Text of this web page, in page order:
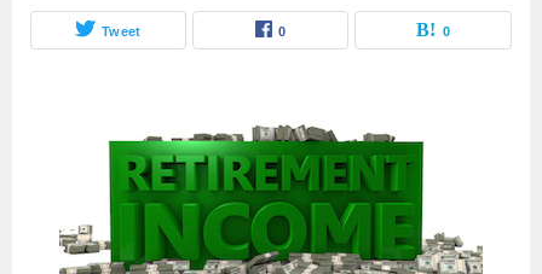
Tweet 0 0